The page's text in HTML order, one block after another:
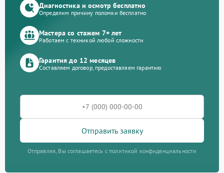
Диагностика и осмотр бесплатно
Определим причину поломки бесплатно
Мастера со стажем 7+ лет
Работаем с техникой любой сложности
Гарантия до 12 месяцев
Составляем договор, предоставляем гарантию
Отправить заявку
Отправляя, Вы соглашаетесь с политикой конфиденциальности